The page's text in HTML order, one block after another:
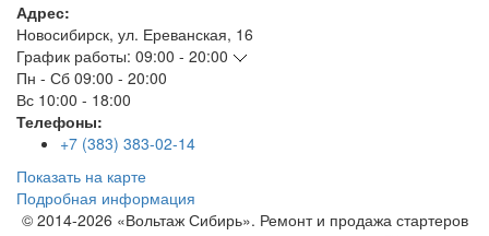
Адрес:
Новосибирск, ул. Ереванская, 16
График работы: 09:00 - 20:00
Пн - Сб 09:00 - 20:00
Вс 10:00 - 18:00
Телефоны:
+7 (383) 383-02-14
Показать на карте
Подробная информация
© 2014-2026 «Вольтаж Сибирь». Ремонт и продажа стартеров